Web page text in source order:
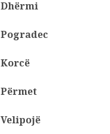
Dhërmi
Pogradec
Korcë
Përmet
Velipojë